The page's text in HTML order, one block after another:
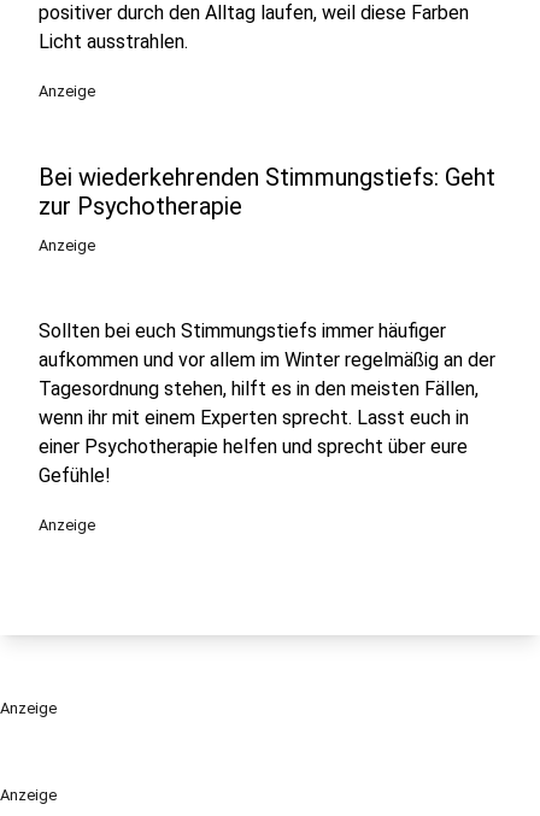
Anzeige
positiver durch den Alltag laufen, weil diese Farben
Licht ausstrahlen.
Anzeige
Bei wiederkehrenden Stimmungstiefs: Geht
zur Psychotherapie
Anzeige
Sollten bei euch Stimmungstiefs immer häufiger
aufkommen und vor allem im Winter regelmäßig an der
Tagesordnung stehen, hilft es in den meisten Fällen,
wenn ihr mit einem Experten sprecht. Lasst euch in
einer Psychotherapie helfen und sprecht über eure
Gefühle!
Anzeige
Anzeige